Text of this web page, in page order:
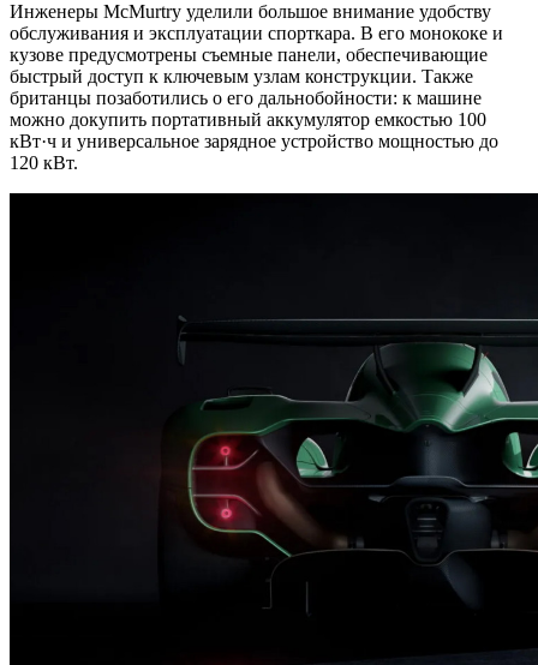
Инженеры McMurtry уделили большое внимание удобству
обслуживания и эксплуатации спорткара. В его монококе и
кузове предусмотрены съемные панели, обеспечивающие
быстрый доступ к ключевым узлам конструкции. Также
британцы позаботились о его дальнобойности: к машине
можно докупить портативный аккумулятор емкостью 100
кВт·ч и универсальное зарядное устройство мощностью до
120 кВт.